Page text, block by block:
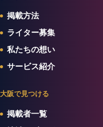
掲載方法
ライター募集
私たちの想い
サービス紹介
大阪で見つける
掲載者一覧